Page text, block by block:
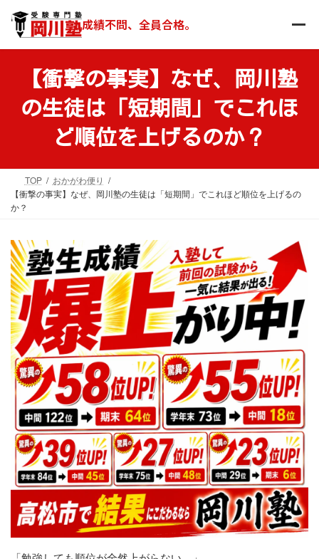
ン
ー
成績不問、全員合格。
【衝撃の事実】なぜ、岡川塾
の生徒は「短期間」でこれほ
ど順位を上げるのか？
TOP
おかがわ便り
【衝撃の事実】なぜ、岡川塾の生徒は「短期間」でこれほど順位を上げるの
か？